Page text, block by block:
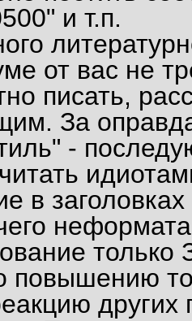
и т.п.
от вас не
писать,
За
-
в
повышению